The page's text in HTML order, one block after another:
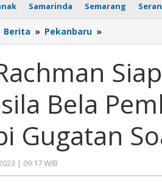
Samarinda Semarang
Berita » Pekanbaru »
Rachman
BPPH
Pemuda
Pancasila
Bela
Pekanbaru
Hadapi
Bela
Gugatan
| 09:17 WIB
Hengki